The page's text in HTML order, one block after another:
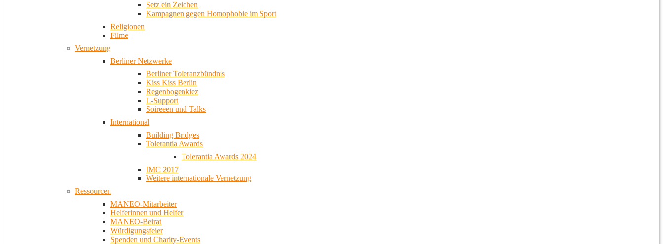
Setz ein Zeichen
Kampagnen gegen Homophobie im Sport
Religionen
Filme
Vernetzung
Berliner Netzwerke
Berliner Toleranzbündnis
Kiss Kiss Berlin
Regenbogenkiez
L-Support
Soireeen und Talks
International
Building Bridges
Tolerantia Awards
Tolerantia Awards 2024
IMC 2017
Weitere internationale Vernetzung
Ressourcen
MANEO-Mitarbeiter
Helferinnen und Helfer
MANEO-Beirat
Würdigungsfeier
Spenden und Charity-Events